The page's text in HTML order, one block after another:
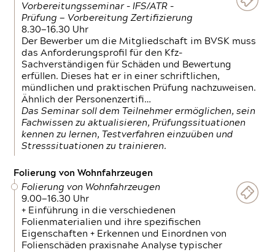
Vorbereitungsseminar - IFS/ATR -
Prüfung — Vorbereitung Zertifizierung
8.30—16.30 Uhr
Der Bewerber um die Mitgliedschaft im BVSK muss
das Anforderungsprofil für den Kfz-
Sachverständigen für Schäden und Bewertung
erfüllen. Dieses hat er in einer schriftlichen,
mündlichen und praktischen Prüfung nachzuweisen.
Ähnlich der Personenzertifi…
Das Seminar soll dem Teilnehmer ermöglichen, sein
Fachwissen zu aktualisieren, Prüfungssituationen
kennen zu lernen, Testverfahren einzuüben und
Stresssituationen zu trainieren.
Folierung von Wohnfahrzeugen
Folierung von Wohnfahrzeugen
9.00—16.30 Uhr
+ Einführung in die verschiedenen
Folienmaterialien und ihre spezifischen
Eigenschaften + Erkennen und Einordnen von
Folienschäden praxisnahe Analyse typischer